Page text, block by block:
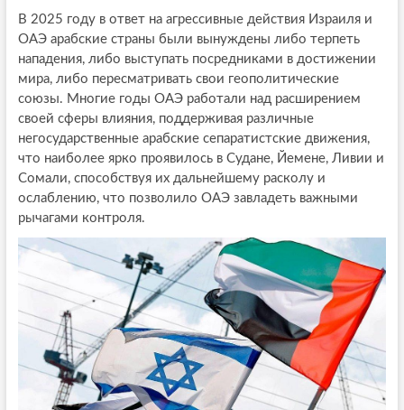
В 2025 году в ответ на агрессивные действия Израиля и
ОАЭ арабские страны были вынуждены либо терпеть
нападения, либо выступать посредниками в достижении
мира, либо пересматривать свои геополитические
союзы. Многие годы ОАЭ работали над расширением
своей сферы влияния, поддерживая различные
негосударственные арабские сепаратистские движения,
что наиболее ярко проявилось в Судане, Йемене, Ливии и
Сомали, способствуя их дальнейшему расколу и
ослаблению, что позволило ОАЭ завладеть важными
рычагами контроля.